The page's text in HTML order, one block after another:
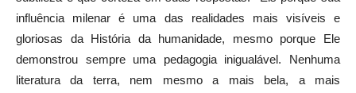
influência milenar é uma das realidades mais visíveis e
gloriosas da História da humanidade, mesmo porque Ele
demonstrou sempre uma pedagogia inigualável. Nenhuma
literatura da terra, nem mesmo a mais bela, a mais